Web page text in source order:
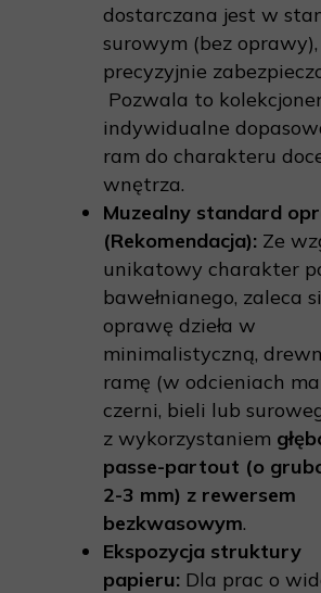
dostarczana jest w
surowym (bez oprawy),
precyzyjnie
Pozwala to
indywidualne
ram do charakteru
wnętrza.
Muzealny standard
(Rekomendacja): Ze
unikatowy charakter
bawełnianego, zaleca
oprawę dzieła w
minimalistyczną,
ramę (w odcieniach
czerni, bieli lub
z wykorzystaniem
passe-partout (o
2-3 mm) z rewersem
bezkwasowym.
Ekspozycja struktury
papieru: Dla prac o